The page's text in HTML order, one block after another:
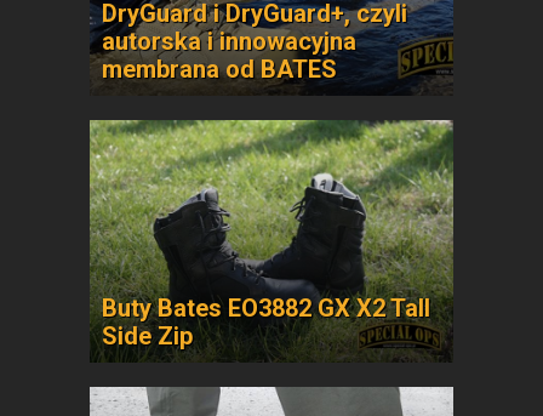
DryGuard i DryGuard+, czyli
autorska i innowacyjna
membrana od BATES
Buty Bates EO3882 GX X2 Tall
Side Zip